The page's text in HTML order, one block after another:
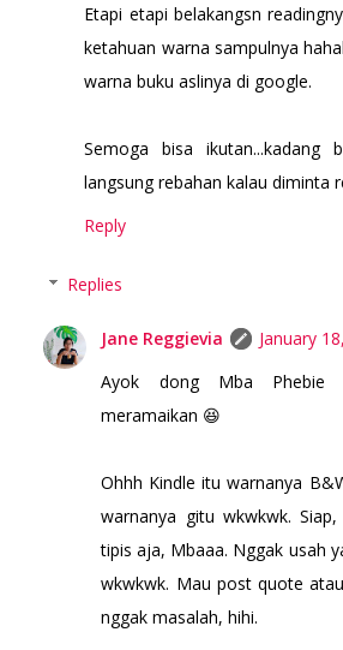
Etapi etapi belakangsn
ketahuan warna sampulnya
warna buku aslinya di google.
Semoga bisa ikutan...kadang
langsung rebahan kalau diminta
Reply
Replies
Jane Reggievia
January
Ayok dong Mba Phebie
meramaikan 😆
Ohhh Kindle itu warnanya
warnanya gitu wkwkwk.
tipis aja, Mbaaa. Nggak usah
wkwkwk. Mau post quote
nggak masalah, hihi.